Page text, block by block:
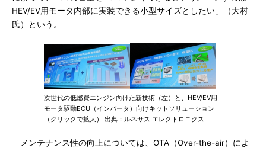
HEV/EV用モータ内部に実装できる小型サイズとしたい」（大村
氏）という。
次世代の低燃費エンジン向けた新技術（左）と、HEV/EV用
モータ駆動ECU（インバータ）向けキットソリューション
（クリックで拡大） 出典：ルネサス エレクトロニクス
メンテナンス性の向上については、OTA（Over-the-air）によ